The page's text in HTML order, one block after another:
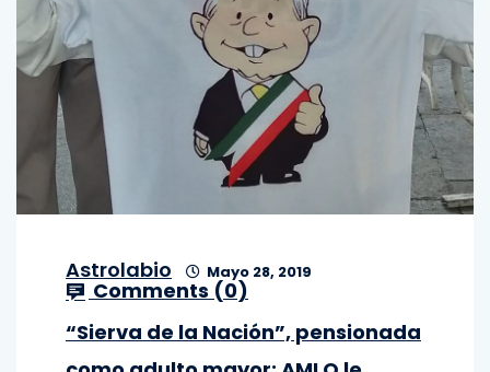
Astrolabio Mayo 28, 2019
Comments (0)
“Sierva de la Nación”, pensionada